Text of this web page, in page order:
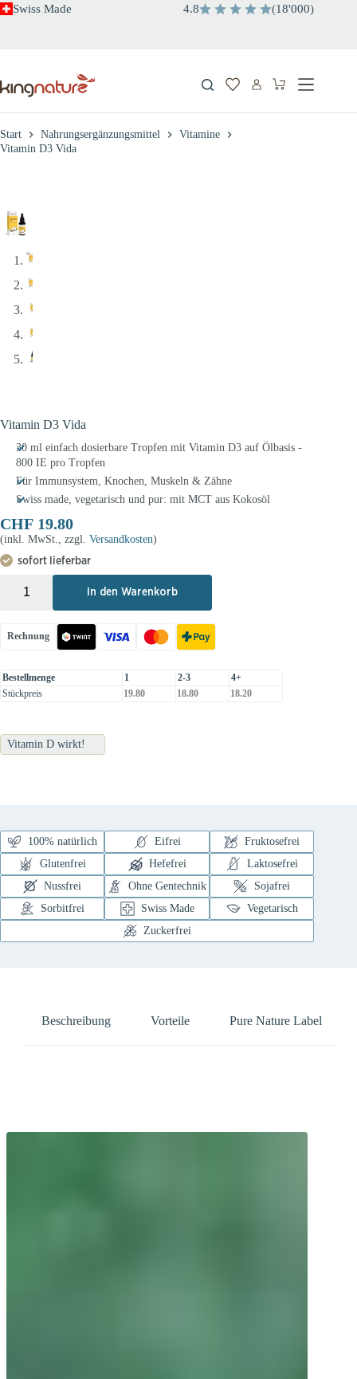
ZumSwiss Made 4.8 (18'000)
Warenkorb
Start Nahrungsergänzungsmittel
Vitamine
Vitamin D3 Vida
Vitamin D3 Vida
30 ml einfach dosierbare Tropfen mit Vitamin D3 auf Ölbasis -
800 IE pro Tropfen
Für Immunsystem, Knochen, Muskeln & Zähne
Swiss made, vegetarisch und pur: mit MCT aus Kokosöl
CHF 19.80
(inkl. MwSt., zzgl. Versandkosten)
sofort lieferbar
In den Warenkorb
Rechnung
Bestellmenge 1 2-3
4+
Stückpreis
19.80 18.80 18.20
Vitamin D wirkt!
100% natürlich Eifrei
Fruktosefrei
Glutenfrei
Hefefrei
Laktosefrei
Nussfrei
Ohne Gentechnik
Sojafrei
Sorbitfrei
Swiss Made
Vegetarisch
Zuckerfrei
Beschreibung Vorteile Pure Nature Label